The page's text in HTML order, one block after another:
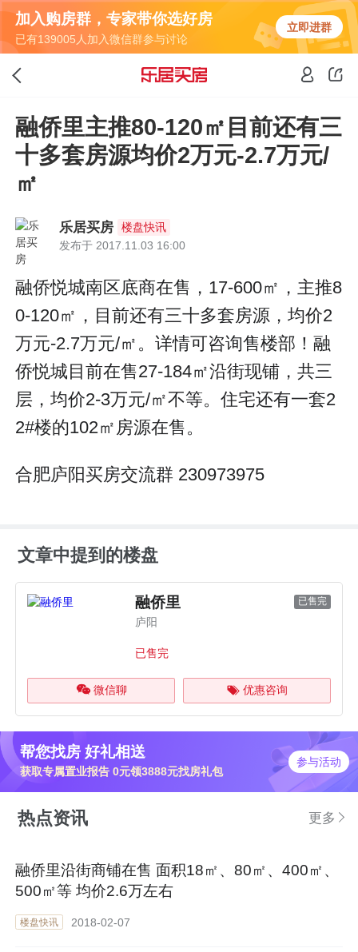
加入购房群，专家带你选好房
已有139005人加入微信群参与讨论
立即进群
融侨里主推80-120㎡目前还有三
十多套房源均价2万元-2.7万元/
㎡
乐居买房
楼盘快讯
发布于 2017.11.03 16:00
融侨悦城南区底商在售，17-600㎡，主推8
0-120㎡，目前还有三十多套房源，均价2
万元-2.7万元/㎡。详情可咨询售楼部！融
侨悦城目前在售27-184㎡沿街现铺，共三
层，均价2-3万元/㎡不等。住宅还有一套2
2#楼的102㎡房源在售。
合肥庐阳买房交流群 230973975
文章中提到的楼盘
融侨里 已售完
庐阳
已售完
微信聊 优惠咨询
帮您找房 好礼相送
获取专属置业报告 0元领3888元找房礼包
参与活动
热点资讯 更多
融侨里沿街商铺在售 面积18㎡、80㎡、400㎡、
500㎡等 均价2.6万左右
楼盘快讯 2018-02-07